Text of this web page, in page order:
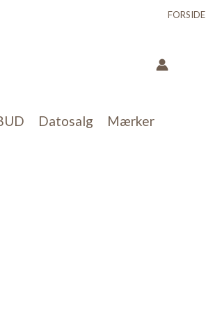
FORSIDE
Datosalg Mærker